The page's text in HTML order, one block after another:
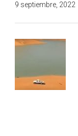
9 septiembre, 2022